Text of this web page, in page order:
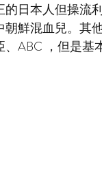
日本人但操流
鮮混血兒。其
ABC ，但是基